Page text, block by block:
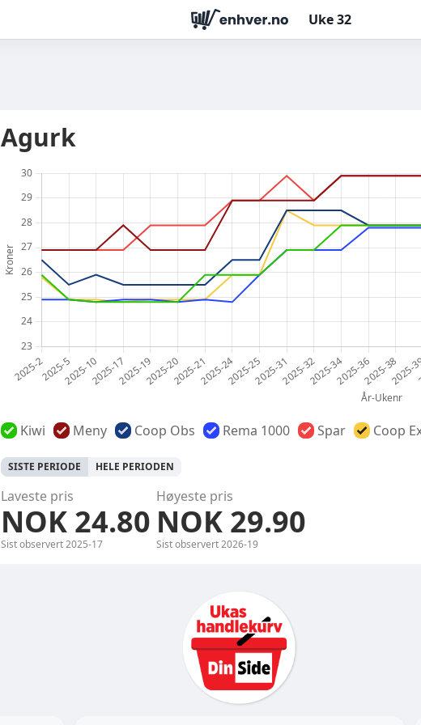
Uke32
Agurk
Kiwi Meny Coop Obs Rema 1000 Spar Coop
SISTE PERIODE HELE PERIODEN
Laveste pris
NOK 24.80
Sist observert2025-17
Høyeste pris
NOK 29.90
Sist observert2026-19